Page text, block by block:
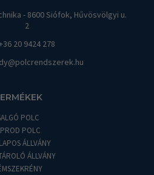
- 8600 Siófok, Hűvösvölgyi u.
2
20 9424 278
POLC
POLC
ÁLLVÁNY
ÁLLVÁNY